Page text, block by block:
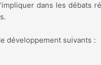
dans les débats
développement suivants :